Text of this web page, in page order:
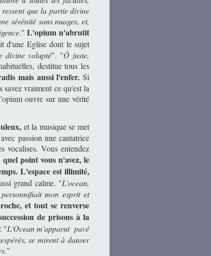
que la partie divine
sérénité sans nuages, et,
."L'opium n'abrutit
d'une Eglise dont le sujet
divine volupté". "Ô juste,
destitue tous les
mais aussi l'enfer. Si
vraiment ce qu'est la
ouvre sur une vérité
et la musique se met
passion une cantatrice
Vous entendez
point vous n'avez, le
L'espace est illimité,
grand calme. "L'ocean,
mon esprit et
et tout se renverse
de prisons à la
"L'Ocean m'apparut pavé
se mirent à danser
"